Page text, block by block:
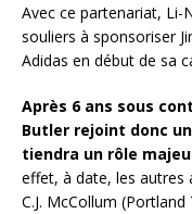
Avec ce partenariat, Li-
souliers à sponsoriser
Adidas en début de sa
Après 6 ans sous
Butler rejoint donc
tiendra un rôle
effet, à date, les autres
C.J. McCollum (Portland